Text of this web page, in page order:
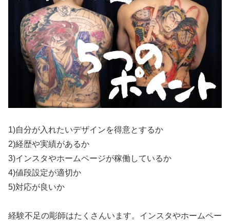
1)自分が入れたいデザインを得意とするか
2)経歴や実績があるか
3)インスタやホームページが稼働しているか
4)値段設定が適切か
5)対応が良いか
経験不足の彫師はたくさんいます。インスタやホームペー